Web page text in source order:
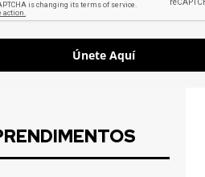
Únete Aquí